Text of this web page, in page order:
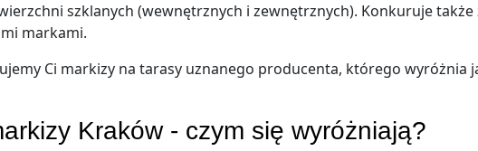
szklanych (wewnętrznych i zewnętrznych). Konkuruje
markami.
Ci markizy na tarasy uznanego producenta, którego wyróżnia
Kraków - czym się wyróżniają?